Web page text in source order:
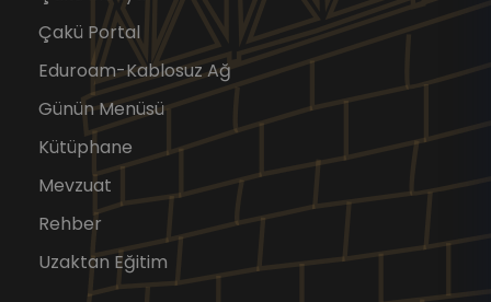
Çakü Portal
Eduroam-Kablosuz Ağ
Günün Menüsü
Kütüphane
Mevzuat
Rehber
Uzaktan Eğitim